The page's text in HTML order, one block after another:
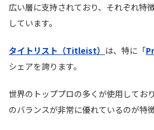
広い層に支持されており、それぞれ特
しています。
タイトリスト（Titleist） は、特に「
シェアを誇ります。
世界のトッププロの多くが使用してお
のバランスが非常に優れているのが特徴